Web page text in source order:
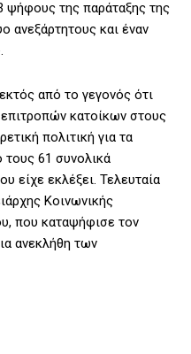
ψήφους της παράταξης της
και έναν
από το γεγονός ότι
κατοίκων στους
πολιτική για τα
τους 61 συνολικά
είχε εκλέξει. Τελευταία
Κοινωνικής
που καταψήφισε τον
ανεκλήθη των